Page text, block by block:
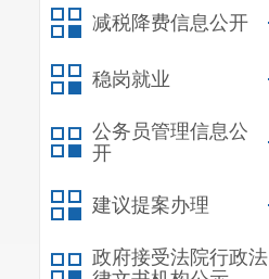
减税降费信息公开
稳岗就业
公务员管理信息公
开
建议提案办理
政府接受法院行政法